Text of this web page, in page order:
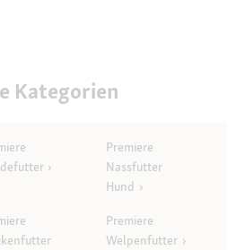
Kategorien
Premiere
Nassfutter
Hund
Premiere
Welpenfutter